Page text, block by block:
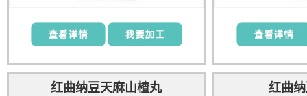
红曲纳豆天麻山楂丸 红曲